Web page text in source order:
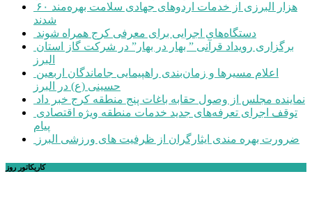
۶۰ هزار البرزی از خدمات اردوهای جهادی سلامت بهره‌مند
شدند
دستگاه‌های اجرایی برای معرفی کرج همراه شوند
البرز
حسینی (ع) در البرز
نماینده مجلس از وصول حقابه باغات پنج منطقه کرج خبر داد
پیام
ضرورت بهره مندی ایثارگران از ظرفیت های ورزشی البرز
کاریکاتور روز